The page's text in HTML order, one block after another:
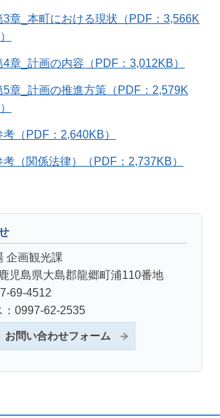
3章_本町における現状（PDF：3,566K
4章_計画の内容（PDF：3,012KB）
5章_計画の推進方策（PDF：2,579K
考（PDF：2,640KB）
考（関係法律）（PDF：2,737KB）
企画観光課
児島県大島郡龍郷町浦110番地
69-4512
：0997-62-2535
お問い合わせフォーム